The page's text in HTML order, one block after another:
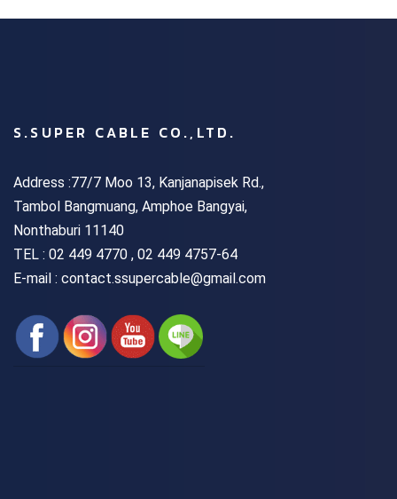
S.SUPER CABLE CO.,LTD.
Address :77/7 Moo 13, Kanjanapisek Rd.,
Tambol Bangmuang, Amphoe Bangyai,
Nonthaburi 11140
TEL : 02 449 4770 , 02 449 4757-64
E-mail : contact.ssupercable@gmail.com